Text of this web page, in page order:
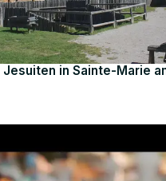
Jesuiten in Sainte-Marie